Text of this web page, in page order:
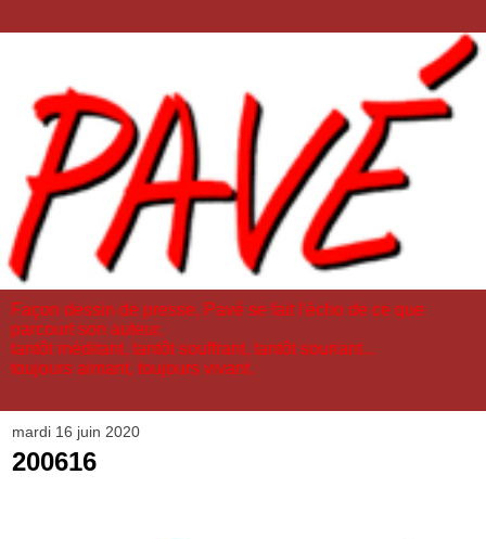
Façon dessin de presse, Pavé se fait l'écho de ce que
parcourt son auteur,
tantôt méditant, tantôt souffrant, tantôt souriant...
toujours aimant, toujours vivant.
mardi 16 juin 2020
200616